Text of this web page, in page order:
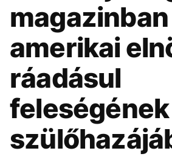
ÉLETMÓD
BESZÉLGETÉSEK ARCOK
VIDEÓ
GASZTRO
magazinban
amerikai
ráadásul
feleségének